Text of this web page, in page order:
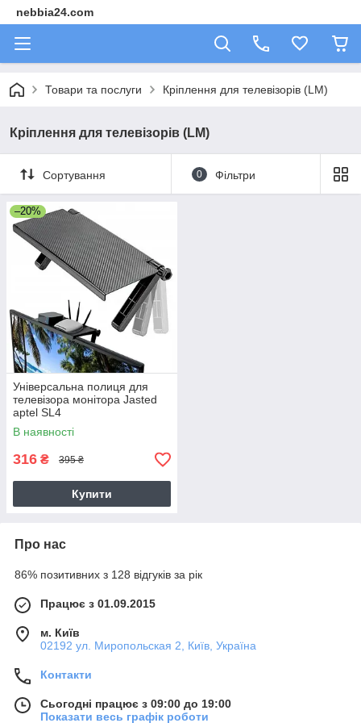
nebbia24.com
Товари та послуги Кріплення для телевізорів (LM)
Кріплення для телевізорів (LM)
Сортування 0 Фільтри
–20%
Універсальна полиця для
телевізора монітора Jasted
aptel SL4
В наявності
316 ₴ 395 ₴
Купити
Про нас
86% позитивних з 128 відгуків за рік
Працює з 01.09.2015
м. Київ
02192 ул. Миропольская 2, Київ, Україна
Контакти
Сьогодні працює з 09:00 до 19:00
Показати весь графік роботи